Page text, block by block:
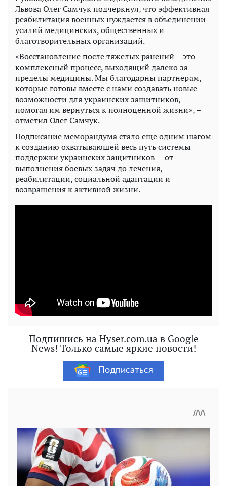
Львова Олег Самчук подчеркнул, что эффективная
реабилитация военных нуждается в объединении
усилий медицинских, общественных и
благотворительных организаций.
«Восстановление после тяжелых ранений – это
комплексный процесс, выходящий далеко за
пределы медицины. Мы благодарны партнерам,
которые готовы вместе с нами создавать новые
возможности для украинских защитников,
помогая им вернуться к полноценной жизни», –
отметил Олег Самчук.
Подписание меморандума стало еще одним шагом
к созданию охватывающей весь путь системы
поддержки украинских защитников — от
выполнения боевых задач до лечения,
реабилитации, социальной адаптации и
возвращения к активной жизни.
Подпишись на Hyser.com.ua в Google
News! Только самые яркие новости!
Подписаться